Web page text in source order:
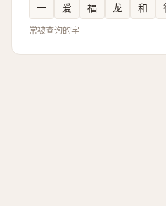
一 爱 福 龙 和
常被查询的字